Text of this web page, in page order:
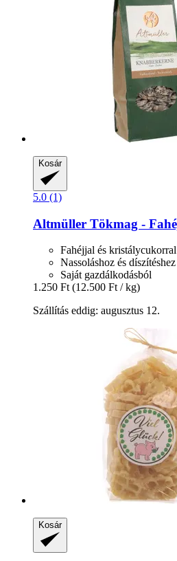
Kosár
5.0 (1)
Altmüller Tökmag -​
Fahéjjal és kristálycukorral
Nassoláshoz és díszítéshez
Saját gazdálkodásból
1.250 Ft (12.500 Ft / kg)
Szállítás eddig: augusztus 12.
Kosár